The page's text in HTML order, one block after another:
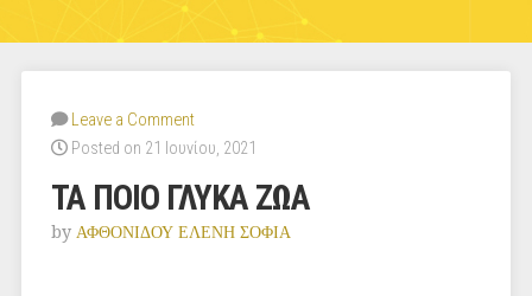
Leave a Comment
Posted on 21 Ιουνίου, 2021
ΤΑ ΠΟΙΟ ΓΛΥΚΑ ΖΩΑ
by ΑΦΘΟΝΙΔΟΥ ΕΛΕΝΗ ΣΟΦΙΑ